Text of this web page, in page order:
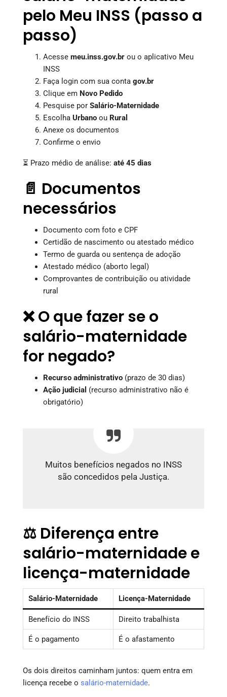
pelo Meu INSS (passo a
passo)
Acesse meu.inss.gov.br ou o aplicativo Meu
INSS
Faça login com sua conta gov.br
Clique em Novo Pedido
Pesquise por Salário-Maternidade
Escolha Urbano ou Rural
Anexe os documentos
Confirme o envio
⏳ Prazo médio de análise: até 45 dias
📄 Documentos
necessários
Documento com foto e CPF
Certidão de nascimento ou atestado médico
Termo de guarda ou sentença de adoção
Atestado médico (aborto legal)
Comprovantes de contribuição ou atividade
rural
❌ O que fazer se o
salário-maternidade
for negado?
Recurso administrativo (prazo de 30 dias)
Ação judicial (recurso administrativo não é
obrigatório)
Muitos benefícios negados no INSS
são concedidos pela Justiça.
⚖️ Diferença entre
salário-maternidade e
licença-maternidade
Salário-Maternidade Licença-Maternidade
Benefício do INSS Direito trabalhista
É o pagamento É o afastamento
Os dois direitos caminham juntos: quem entra em
licença recebe o salário-maternidade.